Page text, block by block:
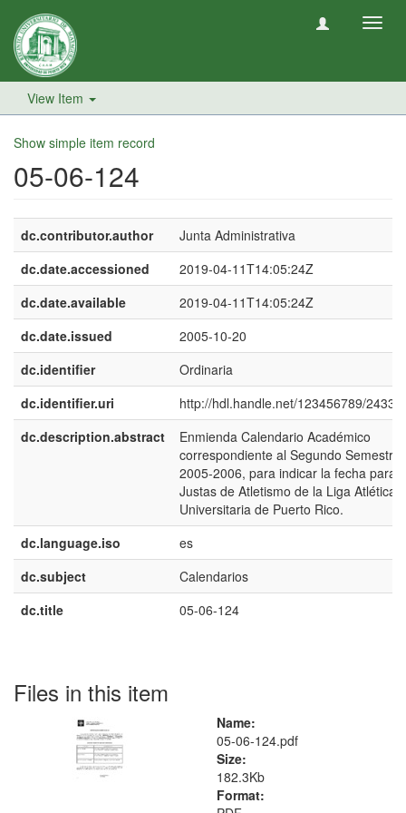
View Item
Show simple item record
05-06-124
dc.contributor.author
Junta Administrativa
dc.date.accessioned
2019-04-11T14:05:24Z
dc.date.available
2019-04-11T14:05:24Z
dc.date.issued
2005-10-20
dc.identifier
Ordinaria
dc.identifier.uri
http://hdl.handle.net/123456789/2433
dc.description.abstract
Enmienda Calendario Académico
correspondiente al Segundo Semestre
2005-2006, para indicar la fecha para
Justas de Atletismo de la Liga Atlética
Universitaria de Puerto Rico.
dc.language.iso
es
dc.subject
Calendarios
dc.title
05-06-124
Files in this item
Name:
05-06-124.pdf
Size:
182.3Kb
Format: